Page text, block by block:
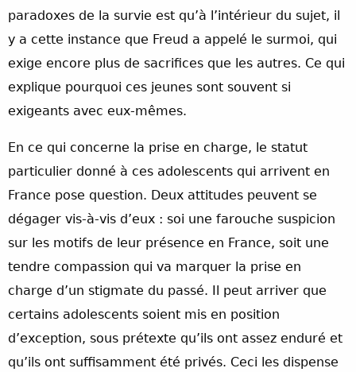
paradoxes de la survie est qu’à l’intérieur du sujet, il
y a cette instance que Freud a appelé le surmoi, qui
exige encore plus de sacrifices que les autres. Ce qui
explique pourquoi ces jeunes sont souvent si
exigeants avec eux-mêmes.
En ce qui concerne la prise en charge, le statut
particulier donné à ces adolescents qui arrivent en
France pose question. Deux attitudes peuvent se
dégager vis-à-vis d’eux : soi une farouche suspicion
sur les motifs de leur présence en France, soit une
tendre compassion qui va marquer la prise en
charge d’un stigmate du passé. Il peut arriver que
certains adolescents soient mis en position
d’exception, sous prétexte qu’ils ont assez enduré et
qu’ils ont suffisamment été privés. Ceci les dispense